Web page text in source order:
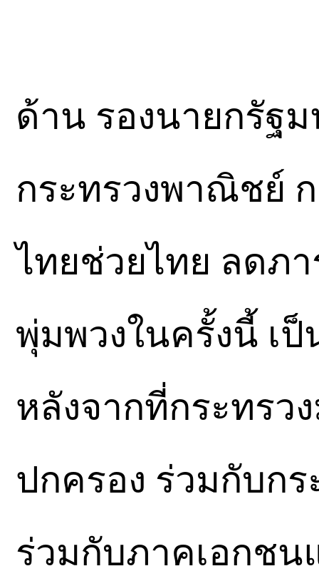
ด้าน รองนายกรัฐ
กระทรวงพาณิชย์
ไทยช่วยไทย ลดภ
พุ่มพวงในครั้งนี้ เ
หลังจากที่กระทรว
ปกครอง ร่วมกับก
ร่วมกับภาคเอกช